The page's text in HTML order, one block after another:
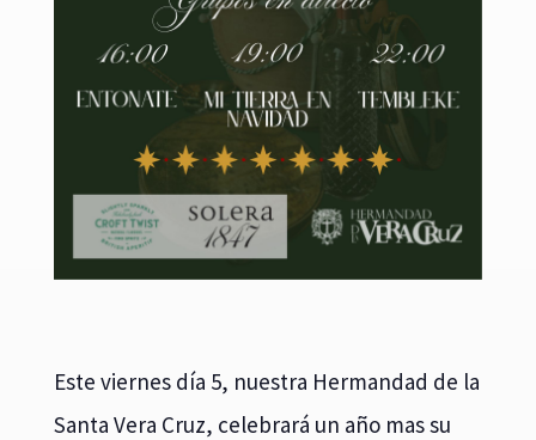
Este viernes día 5, nuestra Hermandad de la
Santa Vera Cruz, celebrará un año mas su